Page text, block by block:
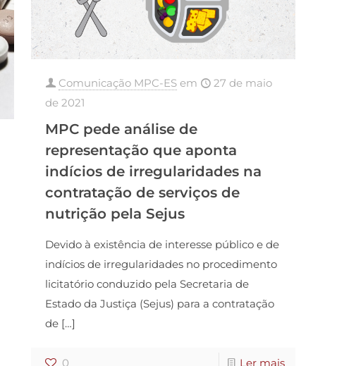
Comunicação MPC-ES em
27 de maio
de 2021
MPC pede análise de
representação que aponta
indícios de irregularidades na
contratação de serviços de
nutrição pela Sejus
Devido à existência de interesse público e de
indícios de irregularidades no procedimento
licitatório conduzido pela Secretaria de
Estado da Justiça (Sejus) para a contratação
de […]
0 Ler mais